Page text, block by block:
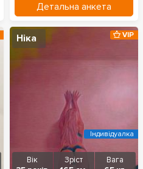
Детальна анкета
Ніка
Вік
Зріст
Вага
VIP
Індивідуалка